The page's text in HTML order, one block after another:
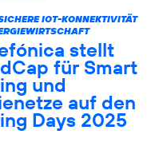
IOT-KONNEKTIVITÄT
stellt
für Smart
und
auf den
Days 2025